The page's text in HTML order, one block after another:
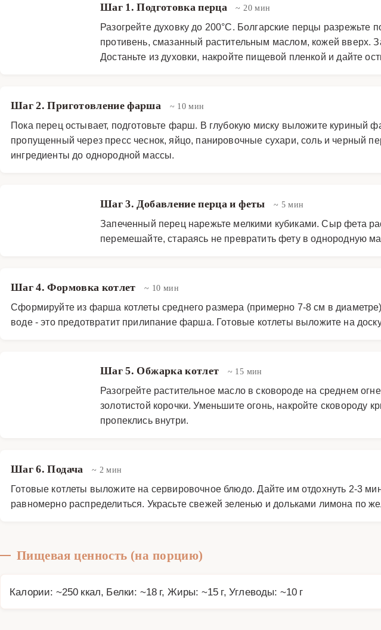
Шаг 1. Подготовка перца ~ 20 мин
Разогрейте духовку до 200°C. Болгарские перцы
противень, смазанный растительным маслом, кожей вверх.
Достаньте из духовки, накройте пищевой пленкой и дайте
Шаг 2. Приготовление фарша ~ 10 мин
Пока перец остывает, подготовьте фарш. В глубокую миску выложите куриный
пропущенный через пресс чеснок, яйцо, панировочные сухари, соль и черный
ингредиенты до однородной массы.
Шаг 3. Добавление перца и феты ~ 5 мин
Запеченный перец нарежьте мелкими кубиками. Сыр фета
перемешайте, стараясь не превратить фету в однородную
Шаг 4. Формовка котлет ~ 10 мин
Сформируйте из фарша котлеты среднего размера (примерно 7-8 см в
воде - это предотвратит прилипание фарша. Готовые котлеты выложите на
Шаг 5. Обжарка котлет ~ 15 мин
Разогрейте растительное масло в сковороде на среднем
золотистой корочки. Уменьшите огонь, накройте сковороду
пропеклись внутри.
Шаг 6. Подача ~ 2 мин
Готовые котлеты выложите на сервировочное блюдо. Дайте им отдохнуть 2-3
равномерно распределиться. Украсьте свежей зеленью и дольками лимона по
Пищевая ценность (на порцию)
Калории: ~250 ккал, Белки: ~18 г, Жиры: ~15 г, Углеводы: ~10 г